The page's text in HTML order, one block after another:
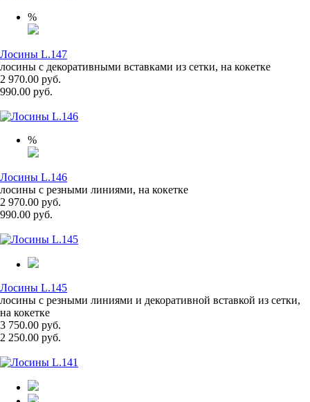
%
Лосины L.147
лосины с декоративными вставками из сетки, на кокетке
2 970.00 руб.
990.00 руб.
%
Лосины L.146
лосины с резными линиями, на кокетке
2 970.00 руб.
990.00 руб.
Лосины L.145
лосины с резными линиями и декоративной вставкой из сетки,
на кокетке
3 750.00 руб.
2 250.00 руб.